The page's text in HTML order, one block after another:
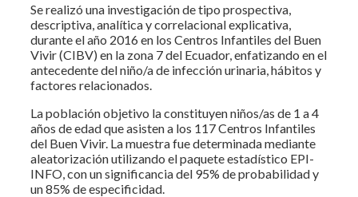
Se realizó una investigación de tipo prospectiva,
descriptiva, analítica y correlacional explicativa,
durante el año 2016 en los Centros Infantiles del Buen
Vivir (CIBV) en la zona 7 del Ecuador, enfatizando en el
antecedente del niño/a de infección urinaria, hábitos y
factores relacionados.
La población objetivo la constituyen niños/as de 1 a 4
años de edad que asisten a los 117 Centros Infantiles
del Buen Vivir. La muestra fue determinada mediante
aleatorización utilizando el paquete estadístico EPI-
INFO, con un significancia del 95% de probabilidad y
un 85% de especificidad.